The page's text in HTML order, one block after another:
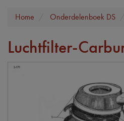
Home Onderdelenboek DS
Luchtfilter-